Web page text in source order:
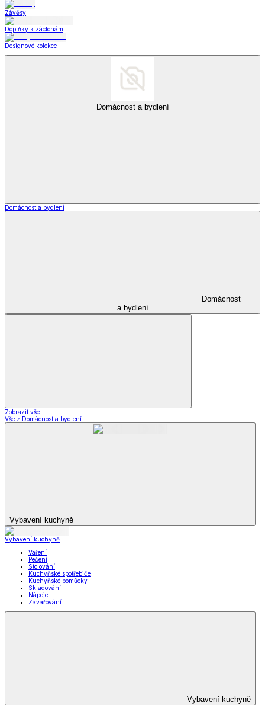
Závěsy
Doplňky k záclonám
Designové kolekce
Domácnost a bydlení
Domácnost a bydlení
Domácnost
a bydlení
Zobrazit vše
Vše z Domácnost a bydlení
Vybavení kuchyně
Vybavení kuchyně
Vaření
Pečení
Stolování
Kuchyňské spotřebiče
Kuchyňské pomůcky
Skladování
Nápoje
Zavařování
Vybavení kuchyně